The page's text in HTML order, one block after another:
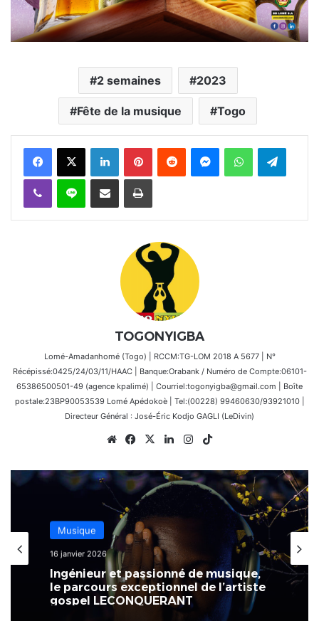
2 semaines 2023
Fête de la musique Togo
FacebookX Linkedin PinterestReddit MessengerWhatsAppTelegram
Viber Ligne Partager par email Imprimer
TOGONYIGBA
Lomé-Amadanhomé (Togo) | RCCM:TG-LOM 2018 A 5677 | N°
Récépissé:0425/24/03/11/HAAC | Banque:Orabank / Numéro de Compte:06101-
65386500501-49 (agence kpalimé) | Courriel:togonyigba@gmail.com | Boîte
postale:23BP90053539 Lomé Apédokoè | Tel:(00228) 99460630/93921010 |
Directeur Général : José-Éric Kodjo GAGLI (LeDivin)
WebsiteFacebook
X LinkedinInstagram
Musique
16 janvier 2026
Ingénieur et passionné de musique,
le parcours exceptionnel de l’artiste
gospel LECONQUERANT